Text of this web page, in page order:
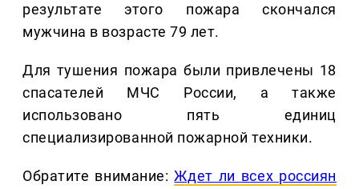
результате этого пожара скончался
мужчина в возрасте 79 лет.
Для тушения пожара были привлечены 18
спасателей МЧС России, а также
использовано пять единиц
специализированной пожарной техники.
Обратите внимание:Ждет ли всех россиян